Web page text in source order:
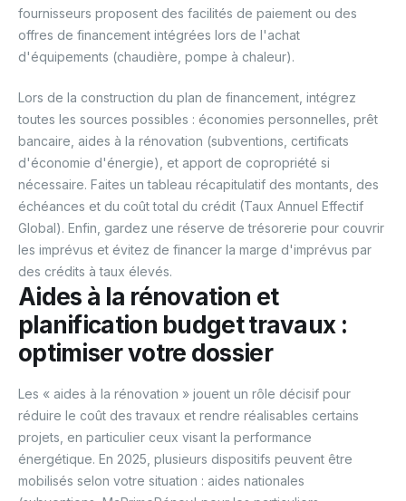
fournisseurs proposent des facilités de paiement ou des
offres de financement intégrées lors de l'achat
d'équipements (chaudière, pompe à chaleur).
Lors de la construction du plan de financement, intégrez
toutes les sources possibles : économies personnelles, prêt
bancaire, aides à la rénovation (subventions, certificats
d'économie d'énergie), et apport de copropriété si
nécessaire. Faites un tableau récapitulatif des montants, des
échéances et du coût total du crédit (Taux Annuel Effectif
Global). Enfin, gardez une réserve de trésorerie pour couvrir
les imprévus et évitez de financer la marge d'imprévus par
des crédits à taux élevés.
Aides à la rénovation et
planification budget travaux :
optimiser votre dossier
Les « aides à la rénovation » jouent un rôle décisif pour
réduire le coût des travaux et rendre réalisables certains
projets, en particulier ceux visant la performance
énergétique. En 2025, plusieurs dispositifs peuvent être
mobilisés selon votre situation : aides nationales